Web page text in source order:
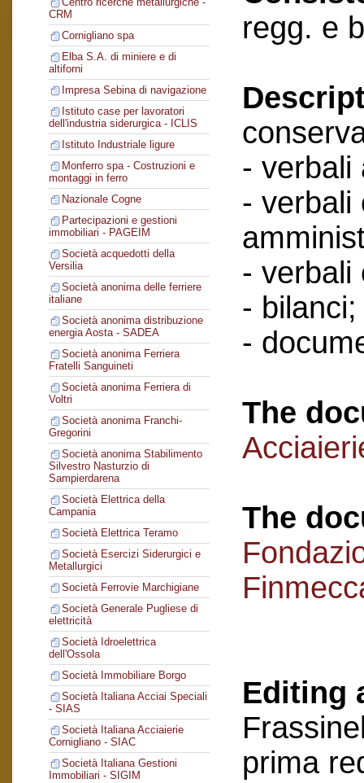
CRM
Cornigliano spa
Elba S.A. di miniere e di
altiforni
Impresa Sebina di navigazione
Istituto case per lavoratori
dell'industria siderurgica - ICLIS
Istituto Industriale ligure
Monferro spa - Costruzioni e
montaggi in ferro
Nazionale Cogne
Partecipazioni e gestioni
immobiliari - PAGEIM
Società acquedotti della
Versilia
Società anonima delle ferriere
italiane
Società anonima distribuzione
energia Aosta - SADEA
Società anonima Ferriera
Fratelli Sanguineti
Società anonima Ferriera di
Voltri
Società anonima Franchi-
Gregorini
Società anonima Stabilimento
Silvestro Nasturzio di
Sampierdarena
Società Elettrica della
Campania
Società Elettrica Teramo
Società Esercizi Siderurgici e
Metallurgici
Società Ferrovie Marchigiane
Società Generale Pugliese di
elettricità
Società Idroelettrica
dell'Ossola
Società Immobiliare Borgo
Società Italiana Acciai Speciali
- SIAS
Società Italiana Acciaierie
Cornigliano - SIAC
Società Italiana Gestioni
Immobiliari - SIGIM
regg. e
- verbali
- verbali
- verbali
- bilanci;
-
The
The
Editing
prima